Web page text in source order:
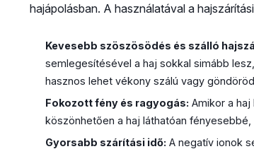
hajápolásban. A használatával a
Kevesebb szöszösödés és szálló
semlegesítésével a haj sokkal simább
hasznos lehet vékony szálú vagy
Fokozott fény és ragyogás: Amikor a
köszönhetően a haj láthatóan
Gyorsabb szárítási idő: A negatív ionok